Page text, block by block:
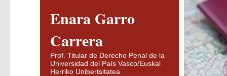
Enara Garro
Carrera
Prof. Titular de Derecho Penal de la
Universidad del País Vasco/Euskal
Herriko Unibertsitatea